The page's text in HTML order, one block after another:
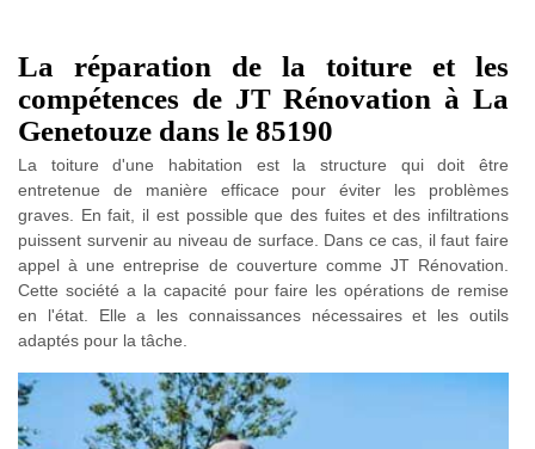
La réparation de la toiture et les
compétences de JT Rénovation à La
Genetouze dans le 85190
La toiture d'une habitation est la structure qui doit être
entretenue de manière efficace pour éviter les problèmes
graves. En fait, il est possible que des fuites et des infiltrations
puissent survenir au niveau de surface. Dans ce cas, il faut faire
appel à une entreprise de couverture comme JT Rénovation.
Cette société a la capacité pour faire les opérations de remise
en l'état. Elle a les connaissances nécessaires et les outils
adaptés pour la tâche.